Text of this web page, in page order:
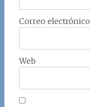
Correo electrónico
Web